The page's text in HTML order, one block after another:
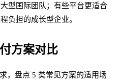
型国际团队；有些平台更适合
负担的成长型企业。
方案对比
，盘点 5 类常见方案的适用场